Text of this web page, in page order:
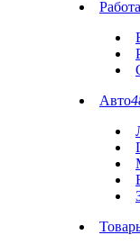
Работа
Авто